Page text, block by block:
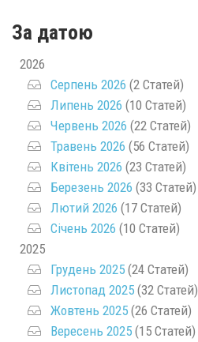
За датою
2026
Серпень 2026 (2 Статей)
Липень 2026 (10 Статей)
Червень 2026 (22 Статей)
Травень 2026 (56 Статей)
Квітень 2026 (23 Статей)
Березень 2026 (33 Статей)
Лютий 2026 (17 Статей)
Січень 2026 (10 Статей)
2025
Грудень 2025 (24 Статей)
Листопад 2025 (32 Статей)
Жовтень 2025 (26 Статей)
Вересень 2025 (15 Статей)